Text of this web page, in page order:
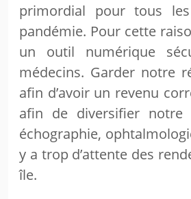
primordial pour tous
pandémie. Pour cette
un outil numérique
médecins. Garder notre
afin d’avoir un revenu
afin de diversifier notre
échographie,
y a trop d’attente des
île.